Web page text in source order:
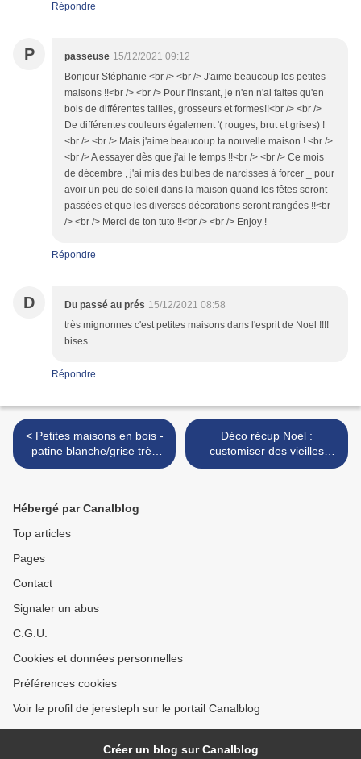
Répondre
P passeuse 15/12/2021 09:12
Bonjour Stéphanie <br /> <br /> J'aime beaucoup les petites
maisons !!<br /> <br /> Pour l'instant, je n'en n'ai faites qu'en
bois de différentes tailles, grosseurs et formes!!<br /> <br />
De différentes couleurs également '( rouges, brut et grises) !
<br /> <br /> Mais j'aime beaucoup ta nouvelle maison ! <br />
<br /> A essayer dès que j'ai le temps !!<br /> <br /> Ce mois
de décembre , j'ai mis des bulbes de narcisses à forcer _ pour
avoir un peu de soleil dans la maison quand les fêtes seront
passées et que les diverses décorations seront rangées !!<br
/> <br /> Merci de ton tuto !!<br /> <br /> Enjoy !
Répondre
D Du passé au prés 15/12/2021 08:58
très mignonnes c'est petites maisons dans l'esprit de Noel !!!!
bises
Répondre
< Petites maisons en bois -
patine blanche/grise très
facile à réaliser
Déco récup Noel :
customiser des vieilles
boules de Noël grâce au
Hébergé par Canalblog
Top articles
Pages
Contact
Signaler un abus
C.G.U.
Cookies et données personnelles
Préférences cookies
Voir le profil de jeresteph sur le portail Canalblog
Créer un blog sur Canalblog